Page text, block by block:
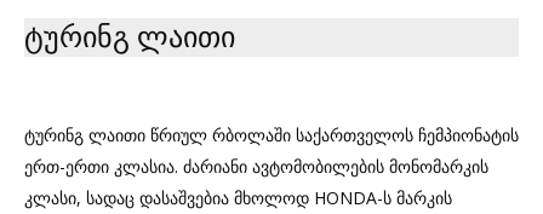
ტურინგ ლაითი
ტურინგ ლაითი წრიულ რბოლაში საქართველოს ჩემპიონატის
ერთ-ერთი კლასია. ძარიანი ავტომობილების მონომარკის
კლასი, სადაც დასაშვებია მხოლოდ HONDA-ს მარკის